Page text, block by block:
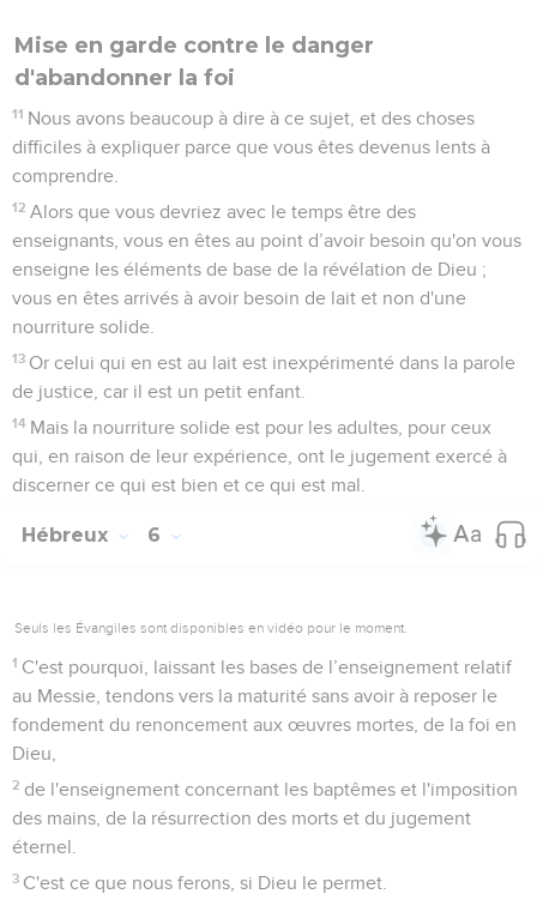
Mise en garde contre le danger
d'abandonner la foi
11 Nous avons beaucoup à dire à ce sujet, et des choses
difficiles à expliquer parce que vous êtes devenus lents à
comprendre.
12 Alors que vous devriez avec le temps être des
enseignants, vous en êtes au point d’avoir besoin qu'on vous
enseigne les éléments de base de la révélation de Dieu ;
vous en êtes arrivés à avoir besoin de lait et non d'une
nourriture solide.
13 Or celui qui en est au lait est inexpérimenté dans la parole
de justice, car il est un petit enfant.
14 Mais la nourriture solide est pour les adultes, pour ceux
qui, en raison de leur expérience, ont le jugement exercé à
discerner ce qui est bien et ce qui est mal.
Hébreux 6
Seuls les Évangiles sont disponibles en vidéo pour le moment.
1 C'est pourquoi, laissant les bases de l’enseignement relatif
au Messie, tendons vers la maturité sans avoir à reposer le
fondement du renoncement aux œuvres mortes, de la foi en
Dieu,
2 de l'enseignement concernant les baptêmes et l'imposition
des mains, de la résurrection des morts et du jugement
éternel.
3 C'est ce que nous ferons, si Dieu le permet.